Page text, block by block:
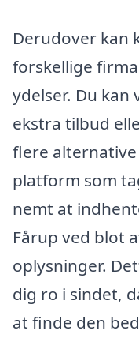
Derudover kan
forskellige
ydelser. Du
ekstra tilbud
flere
platform som
nemt at
Fårup ved blot
oplysninger.
dig ro i sindet,
at finde den